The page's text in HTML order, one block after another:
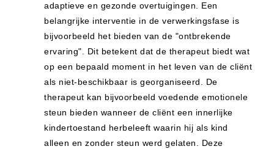
adaptieve en gezonde overtuigingen. Een
belangrijke interventie in de verwerkingsfase is
bijvoorbeeld het bieden van de "ontbrekende
ervaring". Dit betekent dat de therapeut biedt wat
op een bepaald moment in het leven van de cliënt
als niet-beschikbaar is georganiseerd. De
therapeut kan bijvoorbeeld voedende emotionele
steun bieden wanneer de cliënt een innerlijke
kindertoestand herbeleeft waarin hij als kind
alleen en zonder steun werd gelaten. Deze